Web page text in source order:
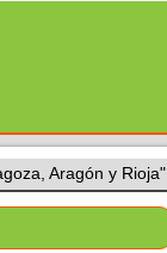
Aragón y Rioja"